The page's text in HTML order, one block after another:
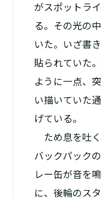
がスポットラ
る。その光の
いた。いざ書
貼られていた
ように一点、
い描いていた
げている。
ため息を吐く
バックパック
レー缶が音を
に、後輪のス